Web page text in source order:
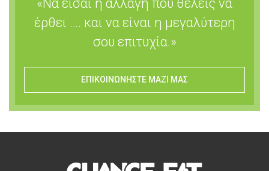
«Να είσαι η αλλαγή που θέλεις να
έρθει …. και να είναι η μεγαλύτερη
σου επιτυχία.»
ΕΠΙΚΟΙΝΩΝΗΣΤΕ ΜΑΖΙ ΜΑΣ